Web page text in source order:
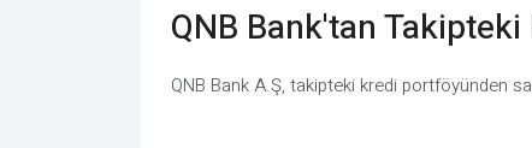
QNB Bank'tan
QNB Bank A.Ş, takipteki kredi portföyünden